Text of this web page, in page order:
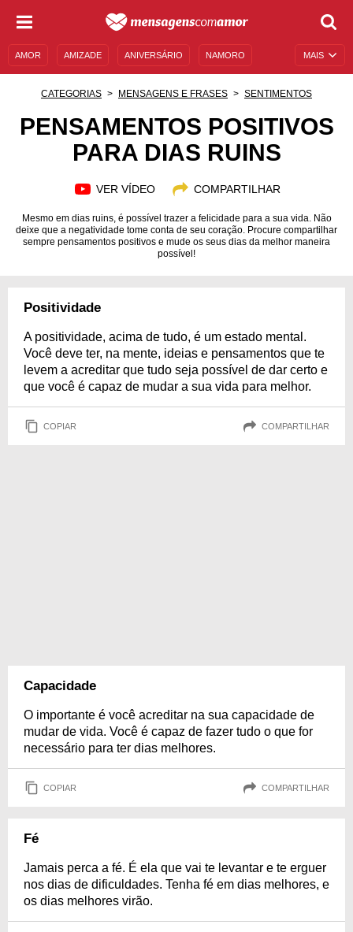
MAIS
AMOR AMIZADE ANIVERSÁRIO NAMORO
MENSAGENS E FRASES MENSAGENS DE ANIVERSÁRIO
CATEGORIAS MENSAGENS E FRASES SENTIMENTOS
PENSAMENTOS POSITIVOS
PARA DIAS RUINS
VER VÍDEO COMPARTILHAR
Mesmo em dias ruins, é possível trazer a felicidade para a sua vida. Não
deixe que a negatividade tome conta de seu coração. Procure compartilhar
sempre pensamentos positivos e mude os seus dias da melhor maneira
possível!
Positividade
A positividade, acima de tudo, é um estado mental.
Você deve ter, na mente, ideias e pensamentos que te
levem a acreditar que tudo seja possível de dar certo e
que você é capaz de mudar a sua vida para melhor.
COPIAR COMPARTILHAR
Capacidade
O importante é você acreditar na sua capacidade de
mudar de vida. Você é capaz de fazer tudo o que for
necessário para ter dias melhores.
COPIAR COMPARTILHAR
Fé
Jamais perca a fé. É ela que vai te levantar e te erguer
nos dias de dificuldades. Tenha fé em dias melhores, e
os dias melhores virão.